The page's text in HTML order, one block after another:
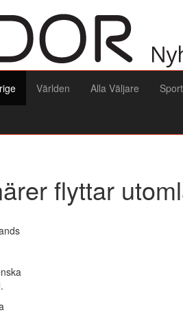
Världen Alla Väljare Sport
flyttar